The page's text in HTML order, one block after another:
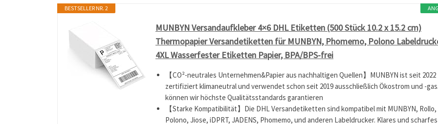
BESTSELLER NR. 2
MUNBYN Versandaufkleber 4×6 DHL Etiketten (500 Stück 10.2 x 15.2 cm)
Thermopapier Versandetiketten für MUNBYN, Phomemo, Polono
4XL Wasserfester Etiketten Papier, BPA/BPS-frei
【CO²-neutrales Unternehmen&Papier aus nachhaltigen Quellen】MUNBYN ist seit 2022
zertifiziert klimaneutral und verwendet schon seit 2019 ausschließlich Ökostrom und -
können wir höchste Qualitätsstandards garantieren
【Starke Kompatibilität】Die DHL Versandetiketten sind kompatibel mit MUNBYN, Rollo,
Polono, Jiose, iDPRT, JADENS, Phomemo, und anderen Labeldrucker. Klares und scharfes